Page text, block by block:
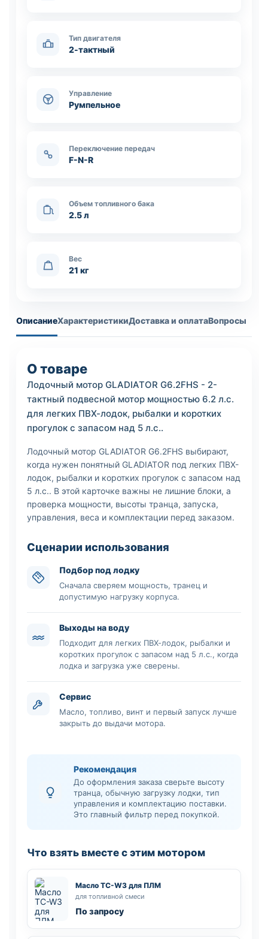
Тип двигателя
2-тактный
Управление
Румпельное
Переключение передач
F-N-R
Объем топливного бака
2.5 л
Вес
21 кг
ОписаниеХарактеристикиДоставка и оплатаВопросы
О товаре
Лодочный мотор GLADIATOR G6.2FHS - 2-
тактный подвесной мотор мощностью 6.2 л.с.
для легких ПВХ-лодок, рыбалки и коротких
прогулок с запасом над 5 л.с..
Лодочный мотор GLADIATOR G6.2FHS выбирают,
когда нужен понятный GLADIATOR под легких ПВХ-
лодок, рыбалки и коротких прогулок с запасом над
5 л.с.. В этой карточке важны не лишние блоки, а
проверка мощности, высоты транца, запуска,
управления, веса и комплектации перед заказом.
Сценарии использования
Подбор под лодку
Сначала сверяем мощность, транец и
допустимую нагрузку корпуса.
Выходы на воду
Подходит для легких ПВХ-лодок, рыбалки и
коротких прогулок с запасом над 5 л.с., когда
лодка и загрузка уже сверены.
Сервис
Масло, топливо, винт и первый запуск лучше
закрыть до выдачи мотора.
Рекомендация
До оформления заказа сверьте высоту
транца, обычную загрузку лодки, тип
управления и комплектацию поставки.
Это главный фильтр перед покупкой.
Что взять вместе с этим мотором
Масло TC-W3 для ПЛМ
для топливной смеси
По запросу